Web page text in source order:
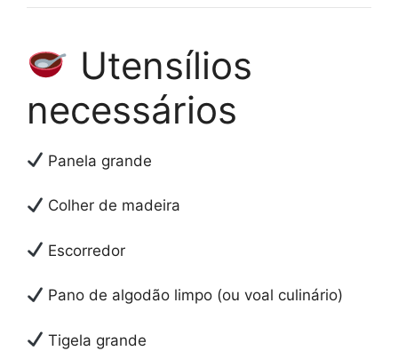
Utensílios
necessários
Panela grande
Colher de madeira
Escorredor
Pano de algodão limpo (ou voal culinário)
Tigela grande